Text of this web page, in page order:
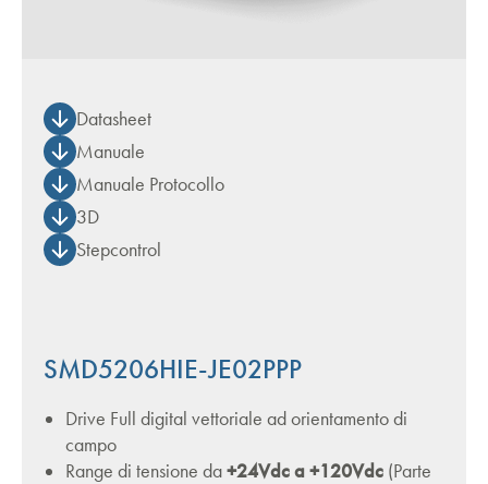
Datasheet
Manuale
Manuale Protocollo
3D
Stepcontrol
SMD5206HIE-JE02PPP
Drive Full digital vettoriale ad orientamento di
campo
Range di tensione da+24Vdc a +120Vdc (Parte